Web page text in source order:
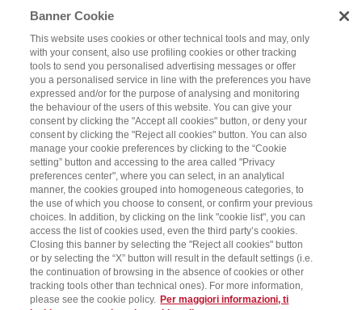
Banner Cookie
This website uses cookies or other technical tools and may, only
with your consent, also use profiling cookies or other tracking
tools to send you personalised advertising messages or offer
you a personalised service in line with the preferences you have
expressed and/or for the purpose of analysing and monitoring
the behaviour of the users of this website. You can give your
consent by clicking the "Accept all cookies" button, or deny your
consent by clicking the "Reject all cookies" button. You can also
manage your cookie preferences by clicking to the “Cookie
setting” button and accessing to the area called "Privacy
preferences center", where you can select, in an analytical
manner, the cookies grouped into homogeneous categories, to
the use of which you choose to consent, or confirm your previous
choices. In addition, by clicking on the link "cookie list", you can
access the list of cookies used, even the third party’s cookies.
Closing this banner by selecting the "Reject all cookies" button
or by selecting the “X” button will result in the default settings (i.e.
the continuation of browsing in the absence of cookies or other
tracking tools other than technical ones). For more information,
please see the cookie policy. Per maggiori informazioni, ti